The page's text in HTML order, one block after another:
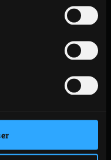
température avec le
la tige et les
chair en larges
sauce
du Big Green Egg
Jacques d’une
avec la sauce